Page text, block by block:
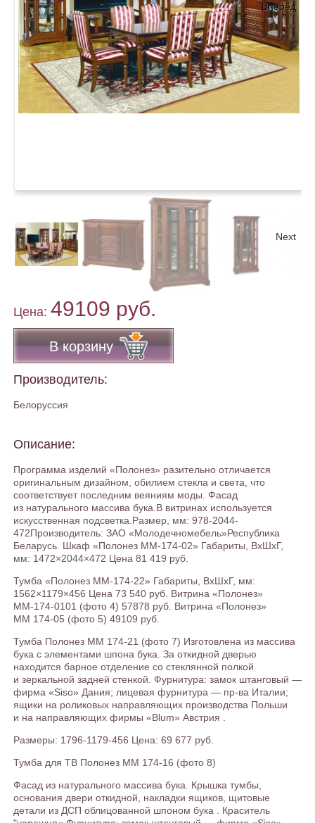
Вперёд
Next
Цена: 49109 руб.
В корзину
Производитель:
Белоруссия
Описание:
Программа изделий «Полонез» разительно отличается
оригинальным дизайном, обилием стекла и света, что
соответствует последним веяниям моды. Фасад
из натурального массива бука.В витринах используется
искусственная подсветка.Размер, мм: 978-2044-
472Производитель: ЗАО «Молодечномебель»Республика
Беларусь. Шкаф «Полонез ММ-174-02» Габариты, ВхШхГ,
мм: 1472×2044×472 Цена 81 419 руб.
Тумба «Полонез ММ-174-22» Габариты, ВхШхГ, мм:
1562×1179×456 Цена 73 540 руб. Витрина «Полонез»
ММ-174-0101 (фото 4) 57878 руб. Витрина «Полонез»
ММ 174-05 (фото 5) 49109 руб.
Тумба Полонез ММ 174-21 (фото 7) Изготовлена из массива
бука с элементами шпона бука. За откидной дверью
находится барное отделение со стеклянной полкой
и зеркальной задней стенкой. Фурнитура: замок штанговый —
фирма «Siso» Дания; лицевая фурнитура — пр-ва Италии;
ящики на роликовых направляющих производства Польши
и на направляющих фирмы «Blum» Австрия .
Размеры: 1796-1179-456 Цена: 69 677 руб.
Тумба для ТВ Полонез ММ 174-16 (фото 8)
Фасад из натурального массива бука. Крышка тумбы,
основания двери откидной, накладки ящиков, щитовые
детали из ДСП облицованной шпоном бука . Краситель